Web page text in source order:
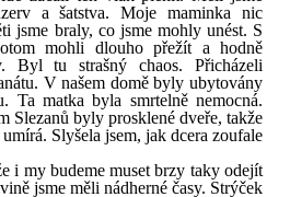
a šatstva. Moje maminka nic
jsme braly, co jsme mohly unést. S
mohli dlouho přežít a hodně
Byl tu strašný chaos. Přicházeli
V našem domě byly ubytovány
Ta matka byla smrtelně nemocná.
Slezanů byly prosklené dveře, takže
Slyšela jsem, jak dcera zoufale
i my budeme muset brzy taky odejít
jsme měli nádherné časy. Strýček